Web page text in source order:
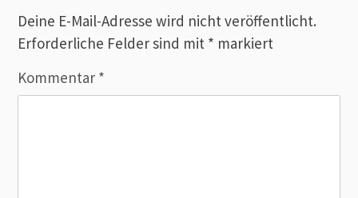
Deine E-Mail-Adresse wird nicht veröffentlicht.
Erforderliche Felder sind mit * markiert
Kommentar *